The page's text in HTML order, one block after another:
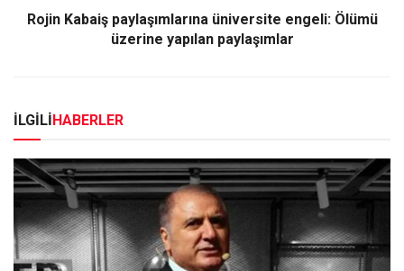
Rojin Kabaiş paylaşımlarına üniversite engeli: Ölümü
üzerine yapılan paylaşımlar
İLGİLİ HABERLER